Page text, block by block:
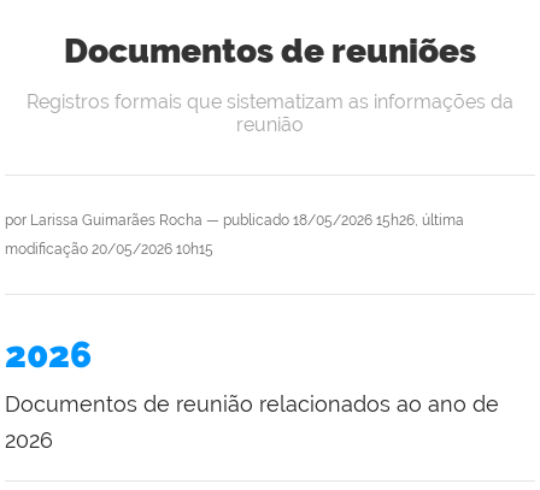
Documentos de reuniões
por Larissa Guimarães Rocha — publicado 18/05/2026 15h26, última
modificação 20/05/2026 10h15
Registros formais que sistematizam as informações da
reunião
2026
Documentos de reunião relacionados ao ano de
2026